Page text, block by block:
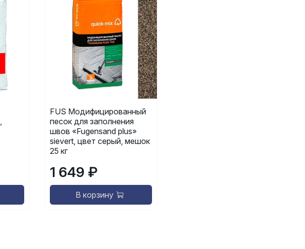
FUS Модифицированный
песок для заполнения
швов «Fugensand plus»
sievert, цвет серый, мешок
25 кг
1 649 ₽
В корзину